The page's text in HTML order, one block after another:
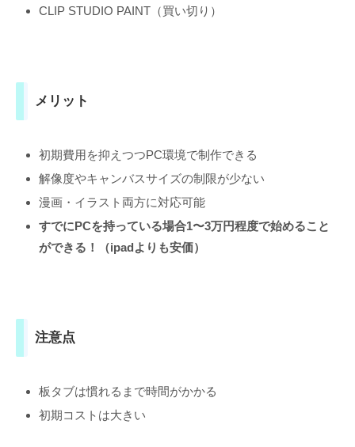
CLIP STUDIO PAINT（買い切り）
メリット
初期費用を抑えつつPC環境で制作できる
解像度やキャンバスサイズの制限が少ない
漫画・イラスト両方に対応可能
すでにPCを持っている場合1〜3万円程度で始めること
ができる！（ipadよりも安価）
注意点
板タブは慣れるまで時間がかかる
初期コストは大きい